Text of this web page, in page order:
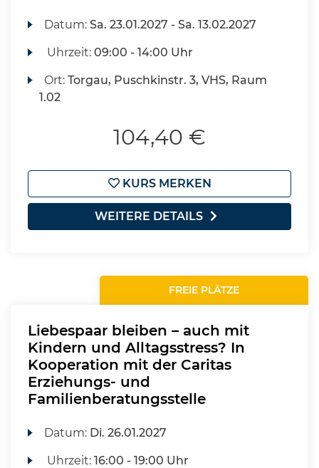
Datum:Sa. 23.01.2027 -Sa. 13.02.2027
Uhrzeit:09:00 - 14:00 Uhr
Ort:Torgau, Puschkinstr. 3, VHS, Raum
1.02
104,40 €
KURS MERKEN
WEITERE DETAILS
FREIE PLÄTZE
Liebespaar bleiben – auch mit
Kindern und Alltagsstress? In
Kooperation mit der Caritas
Erziehungs- und
Familienberatungsstelle
Datum: Di. 26.01.2027
Uhrzeit:16:00 - 19:00 Uhr